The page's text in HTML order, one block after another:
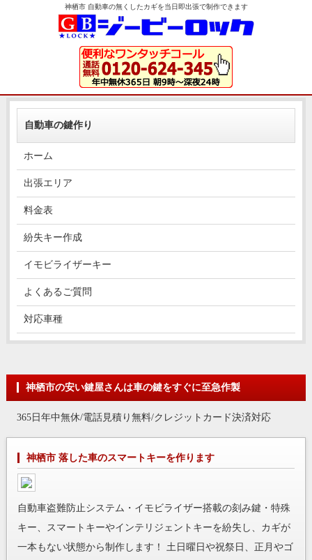
神栖市 自動車の無くしたカギを当日即出張で制作できます
神栖市の安い鍵屋さんは車の鍵をすぐに至急作製
365日年中無休/電話見積り無料/クレジットカード決済対応
神栖市 落した車のスマートキーを作ります
自動車盗難防止システム・イモビライザー搭載の刻み鍵・特殊
キー、スマートキーやインテリジェントキーを紛失し、カギが
一本もない状態から制作します！ 土日曜日や祝祭日、正月やゴ
自動車の鍵作り
ホーム
出張エリア
料金表
紛失キー作成
イモビライザーキー
よくあるご質問
対応車種